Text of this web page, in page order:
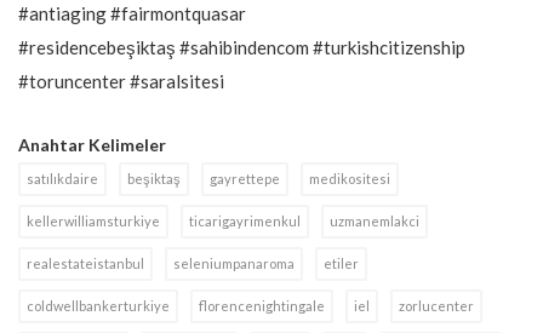
#antiaging #fairmontquasar
#residencebeşiktaş #sahibindencom #turkishcitizenship
#toruncenter #saralsitesi
Anahtar Kelimeler
satılıkdaire beşiktaş gayrettepe medikositesi
kellerwilliamsturkiye ticarigayrimenkul uzmanemlakci
realestateistanbul seleniumpanaroma etiler
coldwellbankerturkiye florencenightingale iel zorlucenter